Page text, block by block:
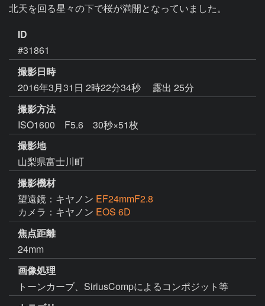
北天を回る星々の下で桜が満開となっていました。
ID
#31861
撮影日時
2016年3月31日 2時22分34秒
露出 25分
撮影方法
ISO1600 F5.6 30秒×51枚
撮影地
山梨県富士川町
撮影機材
望遠鏡：キヤノン EF24mmF2.8
カメラ：キヤノン EOS 6D
焦点距離
24mm
画像処理
トーンカーブ、SiriusCompによるコンポジット等